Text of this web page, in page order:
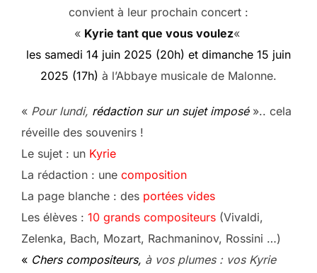
convient à leur prochain concert :
« Kyrie tant que vous voulez«
les samedi 14 juin 2025 (20h) et dimanche 15 juin
2025 (17h) à l’Abbaye musicale de Malonne.
« Pour lundi, rédaction sur un sujet imposé».. cela
réveille des souvenirs !
Le sujet : un Kyrie
La rédaction : une composition
La page blanche : des portées vides
Les élèves : 10 grands compositeurs (Vivaldi,
Zelenka, Bach, Mozart, Rachmaninov, Rossini …)
« Chers compositeurs, à vos plumes : vos Kyrie